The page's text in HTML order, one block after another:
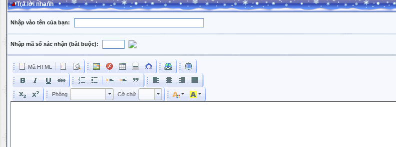
Trả lời nhanh
Nhập vào tên của bạn:
Nhập mã số xác nhận (bắt buộc):
Mã HTML
Phông Cỡ chữ Kích cỡ phông